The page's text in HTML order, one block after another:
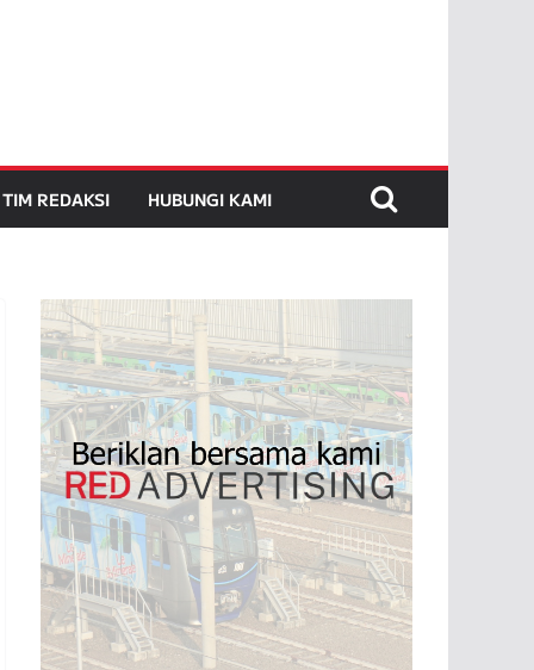
TIM REDAKSI HUBUNGI KAMI